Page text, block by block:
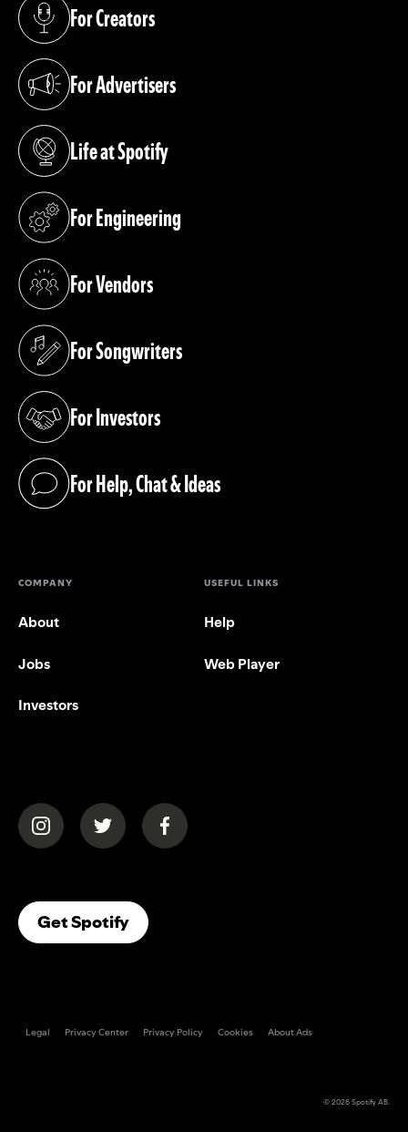
For Creators
(opens in a new tab)
For Advertisers
(opens in a new tab)
Life at Spotify
(opens in a new tab)
For Engineering
(opens in a new tab)
For Vendors
(opens in a new tab)
For Songwriters
(opens in a new tab)
For Investors
(opens in a new tab)
For Help, Chat & Ideas
(opens in a new tab)
COMPANY
About
Jobs
Investors
USEFUL LINKS
Help
Web Player
(opens in a new tab)(opens in a new tab)(opens in a new tab)
Get Spotify(opens In A New Tab)
Legal Privacy Center Privacy Policy Cookies About Ads
© 2026Spotify AB.